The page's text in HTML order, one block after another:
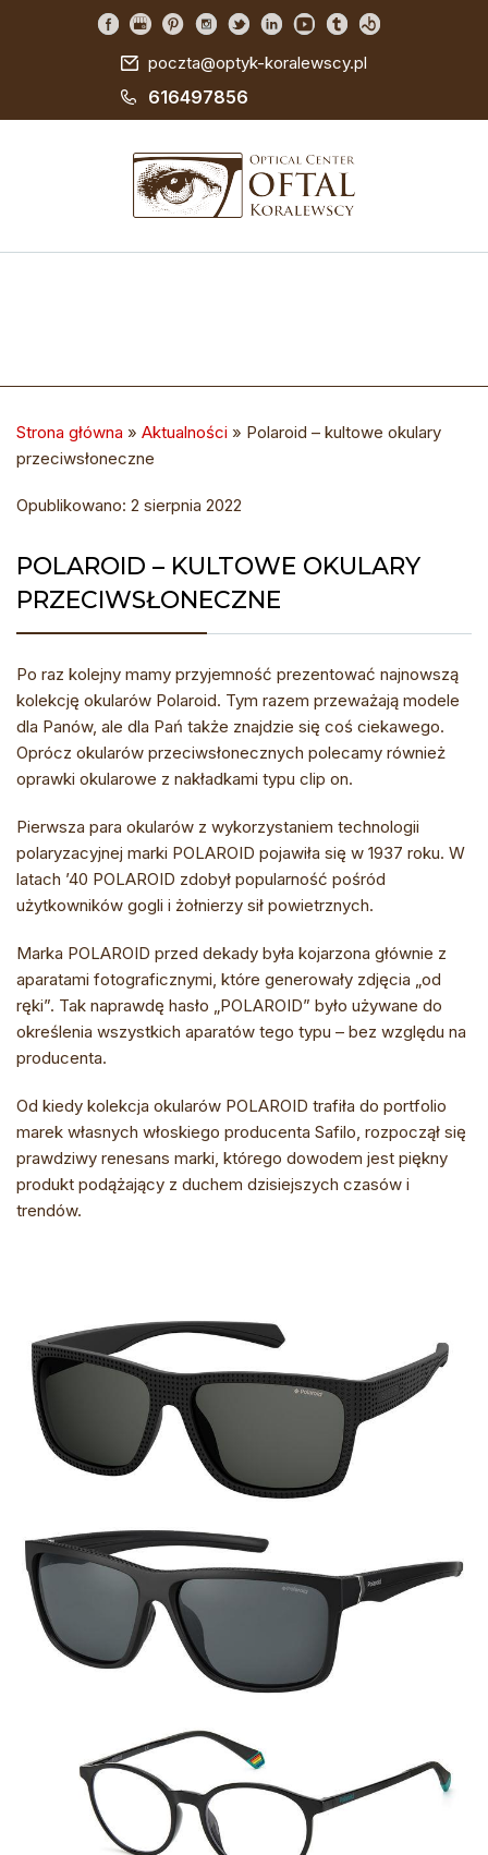
poczta@optyk-koralewscy.pl
616497856
Strona główna » Aktualności » Polaroid – kultowe okulary
przeciwsłoneczne
Opublikowano: 2 sierpnia 2022
POLAROID – KULTOWE OKULARY
PRZECIWSŁONECZNE
Po raz kolejny mamy przyjemność prezentować najnowszą
kolekcję okularów Polaroid. Tym razem przeważają modele
dla Panów, ale dla Pań także znajdzie się coś ciekawego.
Oprócz okularów przeciwsłonecznych polecamy również
oprawki okularowe z nakładkami typu clip on.
Pierwsza para okularów z wykorzystaniem technologii
polaryzacyjnej marki POLAROID pojawiła się w 1937 roku. W
latach ’40 POLAROID zdobył popularność pośród
użytkowników gogli i żołnierzy sił powietrznych.
Marka POLAROID przed dekady była kojarzona głównie z
aparatami fotograficznymi, które generowały zdjęcia „od
ręki”. Tak naprawdę hasło „POLAROID” było używane do
określenia wszystkich aparatów tego typu – bez względu na
producenta.
Od kiedy kolekcja okularów POLAROID trafiła do portfolio
marek własnych włoskiego producenta Safilo, rozpoczął się
prawdziwy renesans marki, którego dowodem jest piękny
produkt podążający z duchem dzisiejszych czasów i
trendów.